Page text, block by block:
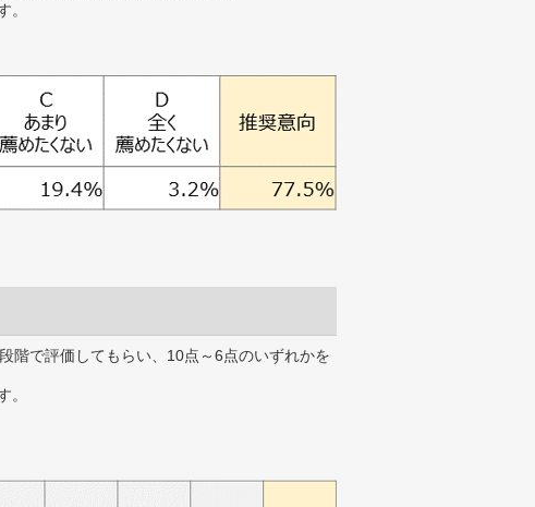
。
階で評価してもらい、10点～6点のいずれかを
。